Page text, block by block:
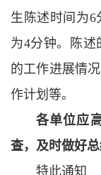
生陈述时间为6
为4分钟。陈述
的工作进展情
作计划等。
各单位应
查，及时做好总
特此通知